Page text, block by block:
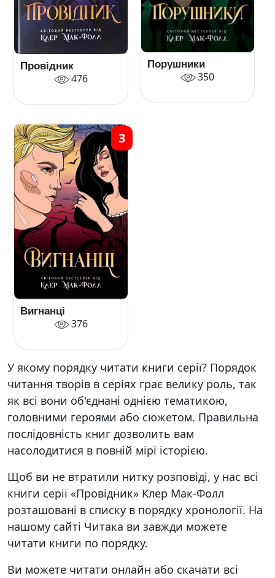
Провідник
476
Порушники
350
Вигнанці
376
3
У якому порядку читати книги серії? Порядок
читання творів в серіях грає велику роль, так
як всі вони об'єднані однією тематикою,
головними героями або сюжетом. Правильна
послідовність книг дозволить вам
насолодитися в повній мірі історією.
Щоб ви не втратили нитку розповіді, у нас всі
книги серії «Провідник» Клер Мак-Фолл
розташовані в списку в порядку хронології. На
нашому сайті Читака ви завжди можете
читати книги по порядку.
Ви можете читати онлайн або скачати всі